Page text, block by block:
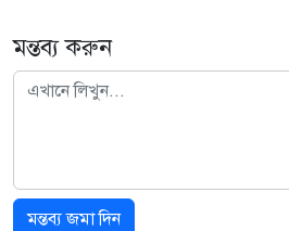
মন্তব্য করুন
মন্তব্য জমা দিন